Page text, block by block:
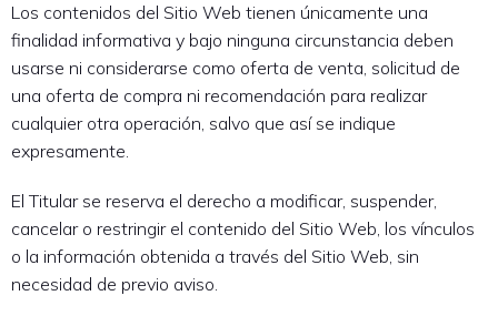
Los contenidos del Sitio Web tienen únicamente una
finalidad informativa y bajo ninguna circunstancia deben
usarse ni considerarse como oferta de venta, solicitud de
una oferta de compra ni recomendación para realizar
cualquier otra operación, salvo que así se indique
expresamente.
El Titular se reserva el derecho a modificar, suspender,
cancelar o restringir el contenido del Sitio Web, los vínculos
o la información obtenida a través del Sitio Web, sin
necesidad de previo aviso.